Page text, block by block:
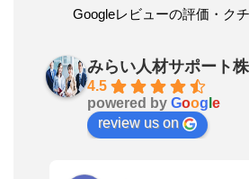
Googleレビューの評価・ク
みらい人材サポート
4.5
powered by Goog e
review us on